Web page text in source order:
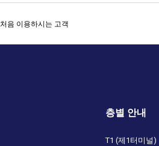
처음 이용하시는 고객
층별 안내
T1 (제1터미널)